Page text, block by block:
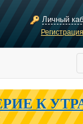
Личный
К